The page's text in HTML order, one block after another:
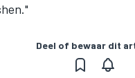
Deel of bewaar dit